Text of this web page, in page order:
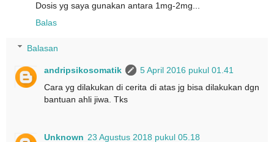
Dosis yg saya gunakan antara 1mg-2mg...
Balas
Balasan
andripsikosomatik
5 April 2016 pukul 01.41
Cara yg dilakukan di cerita di atas jg bisa dilakukan dgn
bantuan ahli jiwa. Tks
Unknown 23 Agustus 2018 pukul 05.18